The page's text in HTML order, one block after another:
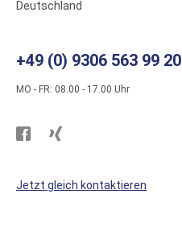
Deutschland
+49 (0) 9306 563 99 20
MO - FR: 08.00 - 17.00 Uhr
Besuchen
WS
WS
Jetzt gleich kontaktieren